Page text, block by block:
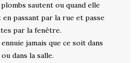
sautent ou quand elle
passant par la rue et passe
par la fenêtre.
ennuie jamais que ce soit dans
dans la salle.